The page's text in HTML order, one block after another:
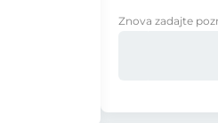
Znova zadajte